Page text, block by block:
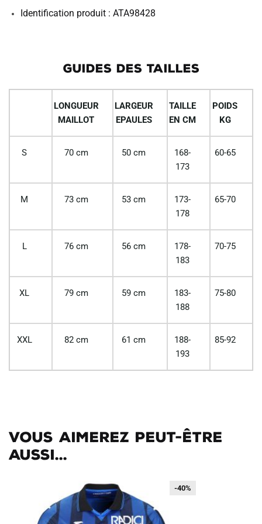
Identification produit : ATA98428
GUIDES DES TAILLES
LONGUEUR
MAILLOT
LARGEUR
EPAULES
TAILLE
EN CM
POIDS
KG
S 70 cm 50 cm
168-
173
60-65
M 73 cm 53 cm
173-
178
65-70
L 76 cm 56 cm
178-
183
70-75
XL 79 cm 59 cm
183-
188
75-80
XXL 82 cm 61 cm
188-
193
85-92
Vous aimerez peut-être
aussi...
-40%
-40%